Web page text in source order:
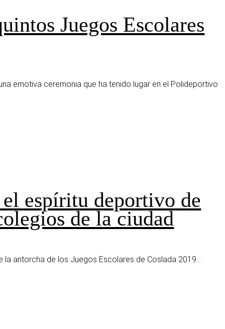
Juegos Escolares
emotiva ceremonia que ha tenido lugar en el Polideportivo
espíritu deportivo de
de la ciudad
antorcha de los Juegos Escolares de Coslada 2019...